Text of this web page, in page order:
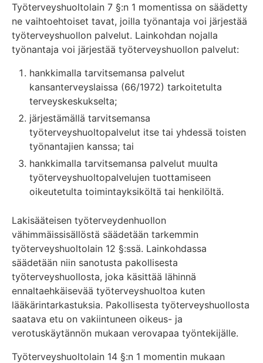
Työterveyshuoltolain 7 §:n 1 momentissa on säädetty
ne vaihtoehtoiset tavat, joilla työnantaja voi järjestää
työterveyshuollon palvelut. Lainkohdan nojalla
työnantaja voi järjestää työterveyshuollon palvelut:
hankkimalla tarvitsemansa palvelut
kansanterveyslaissa (66/1972) tarkoitetulta
terveyskeskukselta;
järjestämällä tarvitsemansa
työterveyshuoltopalvelut itse tai yhdessä toisten
työnantajien kanssa; tai
hankkimalla tarvitsemansa palvelut muulta
työterveyshuoltopalvelujen tuottamiseen
oikeutetulta toimintayksiköltä tai henkilöltä.
Lakisääteisen työterveydenhuollon
vähimmäissisällöstä säädetään tarkemmin
työterveyshuoltolain 12 §:ssä. Lainkohdassa
säädetään niin sanotusta pakollisesta
työterveyshuollosta, joka käsittää lähinnä
ennaltaehkäisevää työterveyshuoltoa kuten
lääkärintarkastuksia. Pakollisesta työterveyshuollosta
saatava etu on vakiintuneen oikeus- ja
verotuskäytännön mukaan verovapaa työntekijälle.
Työterveyshuoltolain 14 §:n 1 momentin mukaan